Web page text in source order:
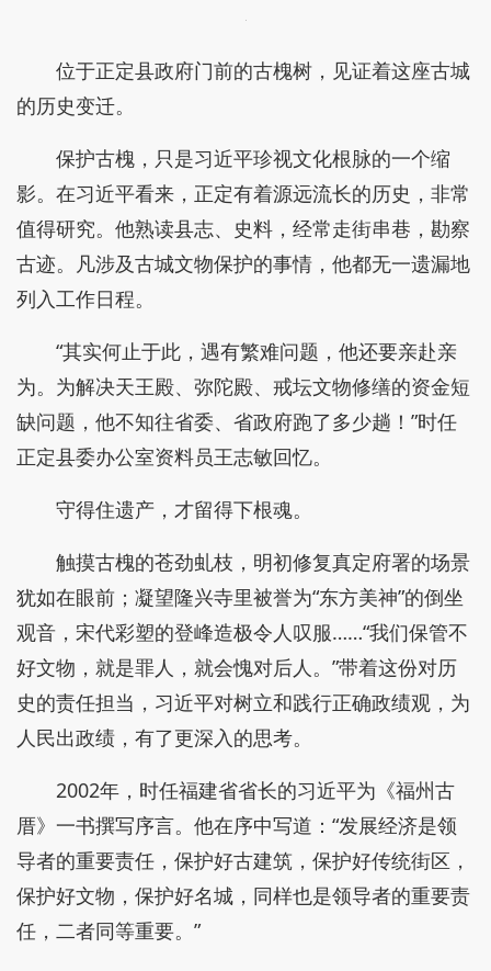
位于正定县政府门前的古槐树，见证着这座古城
的历史变迁。
保护古槐，只是习近平珍视文化根脉的一个缩
影。在习近平看来，正定有着源远流长的历史，非常
值得研究。他熟读县志、史料，经常走街串巷，勘察
古迹。凡涉及古城文物保护的事情，他都无一遗漏地
列入工作日程。
“其实何止于此，遇有繁难问题，他还要亲赴亲
为。为解决天王殿、弥陀殿、戒坛文物修缮的资金短
缺问题，他不知往省委、省政府跑了多少趟！”时任
正定县委办公室资料员王志敏回忆。
守得住遗产，才留得下根魂。
触摸古槐的苍劲虬枝，明初修复真定府署的场景
犹如在眼前；凝望隆兴寺里被誉为“东方美神”的倒坐
观音，宋代彩塑的登峰造极令人叹服……“我们保管不
好文物，就是罪人，就会愧对后人。”带着这份对历
史的责任担当，习近平对树立和践行正确政绩观，为
人民出政绩，有了更深入的思考。
2002年，时任福建省省长的习近平为《福州古
厝》一书撰写序言。他在序中写道：“发展经济是领
导者的重要责任，保护好古建筑，保护好传统街区，
保护好文物，保护好名城，同样也是领导者的重要责
任，二者同等重要。”